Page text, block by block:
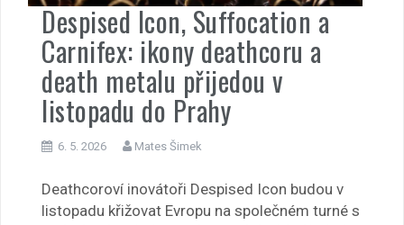
Despised Icon, Suffocation a
Carnifex: ikony deathcoru a
death metalu přijedou v
listopadu do Prahy
6. 5. 2026 Mates Šimek
Deathcoroví inovátoři Despised Icon budou v
listopadu křižovat Evropu na společném turné s